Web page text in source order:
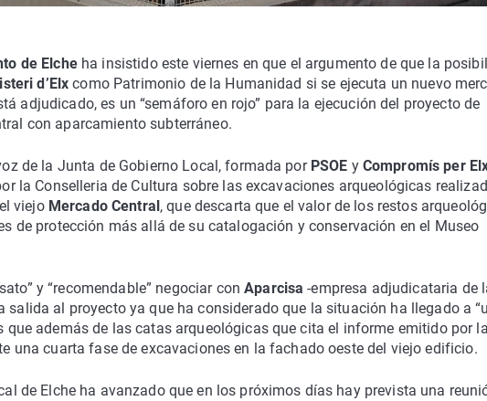
de Elcheha insistido este viernes en que el argumento de que la
d’Elx como Patrimonio de la Humanidad si se ejecuta un nuevo
adjudicado, es un “semáforo en rojo” para la ejecución del proyecto de
con aparcamiento subterráneo.
de la Junta de Gobierno Local, formada por PSOE y Compromís per
la Conselleria de Cultura sobre las excavaciones arqueológicas
viejo Mercado Central , que descarta que el valor de los restos
de protección más allá de su catalogación y conservación en el Museo
y “recomendable” negociar conAparcisa-empresa adjudicataria de
salida al proyecto ya que ha considerado que la situación ha llegado a
que además de las catas arqueológicas que cita el informe emitido por la
una cuarta fase de excavaciones en la fachado oeste del viejo edificio.
de Elche ha avanzado que en los próximos días hay prevista una